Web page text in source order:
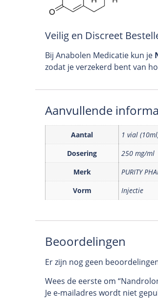
Veilig en Discreet
Bij Anabolen Medicatie kun je
zodat je verzekerd bent van
Aanvullende
Aantal
1 vial
Dosering
250 mg/ml
Merk
PURITY
Vorm
Injectie
Beoordelingen
Er zijn nog geen
Wees de eerste om
Je e-mailadres wordt niet